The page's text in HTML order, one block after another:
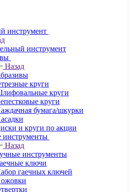
инструмент
инструмент
Назад
круги
круги
круги
бумага/шкурки
и круги по акции
инструменты
Назад
инструменты
ключи
гаечных ключей